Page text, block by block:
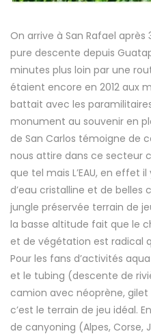
On arrive à San Rafael
pure descente depuis
minutes plus loin par une
étaient encore en 2012 aux
battait avec les
monument au souvenir en
de San Carlos témoigne de
nous attire dans ce secteur
que tel mais L’EAU, en effet
d’eau cristalline et de
jungle préservée terrain de
la basse altitude fait que le
et de végétation est radical
Pour les fans d’activités
et le tubing (descente de
camion avec néoprène,
c’est le terrain de jeu idéal.
de canyoning (Alpes, Corse,